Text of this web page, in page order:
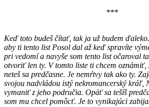
***
Keď toto budeš čítať, tak ja už budem
aby ti tento list Posol dal až keď spravíte
pri vedomí a navyše som tento list očaroval
otvoriť len ty. V tomto liste ti chcem oznámiť,
neteš sa predčasne. Je nemŕtvy tak ako ty.
svojou nadvládou istý nekromancerský kráľ,
vymaniť z jeho područia. Opäť sa tešíš
som mu chcel pomôcť. Je to vynikajúci